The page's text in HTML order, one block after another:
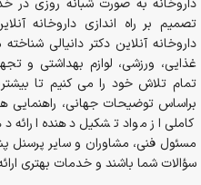
تصمیم بر راه اندازی داروخانه
داروخانه آنلاین دکتر دانیالی
غذایی، ورزشی، لوازم بهداشتی و
تمام تلاش خود را می کنیم تا
براساس توضیحات جهانی، راهنمایی
کاملی از مواد تشکیل دهنده
مسئول فنی، مشاوران و سایر پرسنل
سؤالات شما باشند و خدمات بهتری